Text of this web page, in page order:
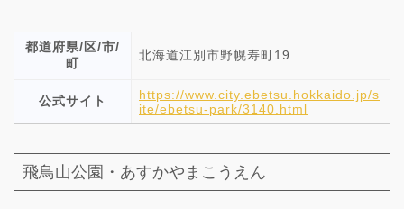
都道府県/区/市/
町
北海道江別市野幌寿町19
公式サイト
https://www.city.ebetsu.hokkaido.jp/s
ite/ebetsu-park/3140.html
飛鳥山公園・あすかやまこうえん